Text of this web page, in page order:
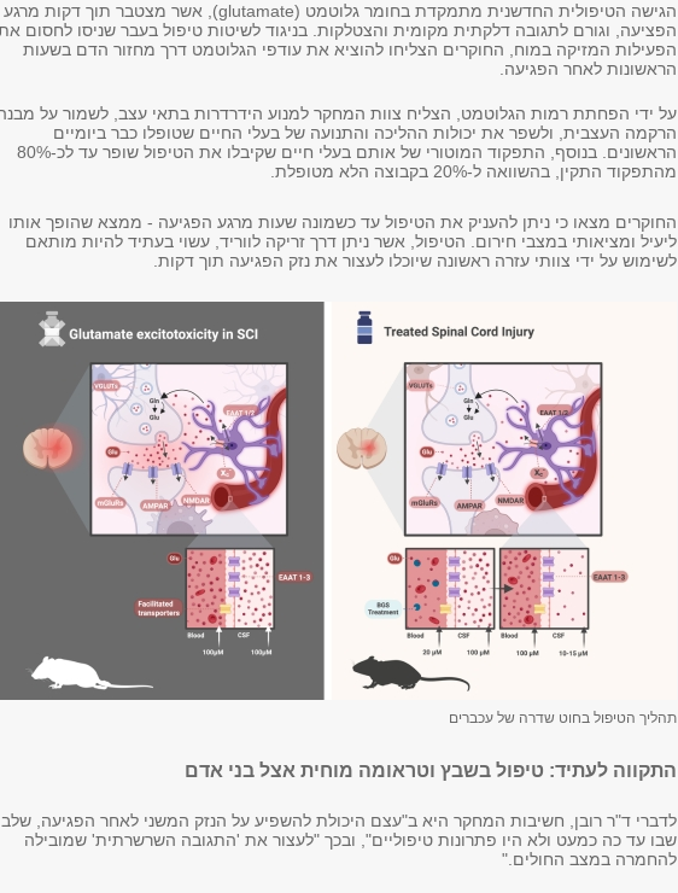
הגישה הטיפולית החדשנית מתמקדת בחומר גלוטמט (glutamate), אשר מצטבר תוך דקות מרגע
הפציעה, וגורם לתגובה דלקתית מקומית והצטלקות. בניגוד לשיטות טיפול בעבר שניסו לחסום
הפעילות המזיקה במוח, החוקרים הצליחו להוציא את עודפי הגלוטמט דרך מחזור הדם בשעות
הראשונות לאחר הפגיעה.
על ידי הפחתת רמות הגלוטמט, הצליח צוות המחקר למנוע הידרדרות בתאי עצב, לשמור על
הרקמה העצבית, ולשפר את יכולות ההליכה והתנועה של בעלי החיים שטופלו כבר ביומיים
הראשונים. בנוסף, התפקוד המוטורי של אותם בעלי חיים שקיבלו את הטיפול שופר עד לכ-80%
מהתפקוד התקין, בהשוואה ל-20% בקבוצה הלא מטופלת.
החוקרים מצאו כי ניתן להעניק את הטיפול עד כשמונה שעות מרגע הפגיעה - ממצא שהופך אותו
ליעיל ומציאותי במצבי חירום. הטיפול, אשר ניתן דרך זריקה לווריד, עשוי בעתיד להיות מותאם
לשימוש על ידי צוותי עזרה ראשונה שיוכלו לעצור את נזק הפגיעה תוך דקות.
תהליך הטיפול בחוט שדרה של עכברים
התקווה לעתיד: טיפול בשבץ וטראומה מוחית אצל בני אדם
לדברי ד"ר רובן, חשיבות המחקר היא ב"עצם היכולת להשפיע על הנזק המשני לאחר הפגיעה, שלב
שבו עד כה כמעט ולא היו פתרונות טיפוליים", ובכך "לעצור את 'התגובה השרשרתית' שמובילה
להחמרה במצב החולים."